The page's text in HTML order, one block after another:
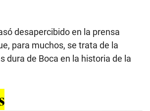
desapercibido en la prensa
para muchos, se trata de la
dura de Boca en la historia de la